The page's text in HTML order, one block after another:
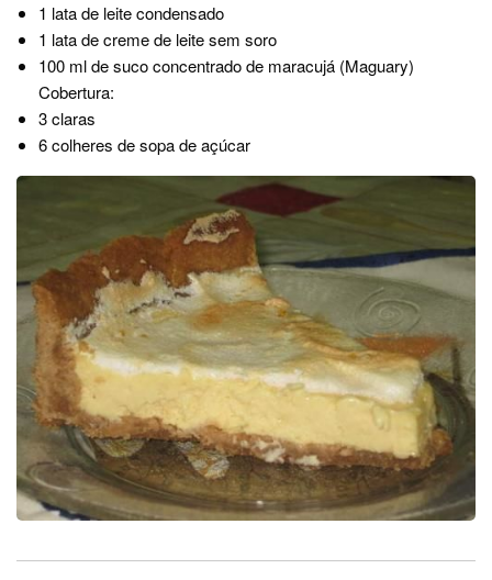
1 lata de leite condensado
1 lata de creme de leite sem soro
100 ml de suco concentrado de maracujá (Maguary)
Cobertura:
3 claras
6 colheres de sopa de açúcar